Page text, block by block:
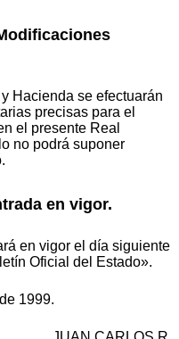
Hacienda se efectuarán
precisas para el
el presente Real
no podrá suponer
en vigor.
en vigor el día siguiente
Oficial del Estado».
1999.